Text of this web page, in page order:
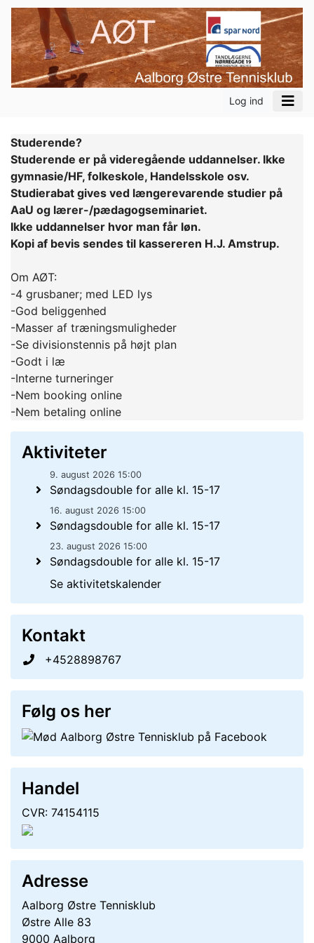
Log ind
Studerende?
Studerende er på videregående uddannelser. Ikke
gymnasie/HF, folkeskole, Handelsskole osv.
Studierabat gives ved længerevarende studier på
AaU og lærer-/pædagogseminariet.
Ikke uddannelser hvor man får løn.
Kopi af bevis sendes til kassereren H.J. Amstrup.
Om AØT:
-4 grusbaner; med LED lys
-God beliggenhed
-Masser af træningsmuligheder
-Se divisionstennis på højt plan
-Godt i læ
-Interne turneringer
-Nem booking online
-Nem betaling online
Aktiviteter
9. august 2026 15:00
Søndagsdouble for alle kl. 15-17
16. august 2026 15:00
Søndagsdouble for alle kl. 15-17
23. august 2026 15:00
Søndagsdouble for alle kl. 15-17
Se aktivitetskalender
Kontakt
+4528898767
Følg os her
Handel
CVR: 74154115
Adresse
Aalborg Østre Tennisklub
Østre Alle 83
9000 Aalborg